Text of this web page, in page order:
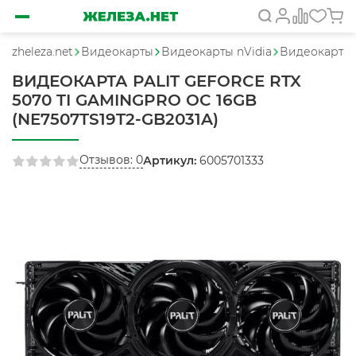
zheleza.net Видеокарты Видеокарты nVidia Видеокарта
ВИДЕОКАРТА PALIT GEFORCE RTX
5070 TI GAMINGPRO OC 16GB
(NE7507TS19T2-GB2031A)
Отзывов: 0Артикул: 6005701333